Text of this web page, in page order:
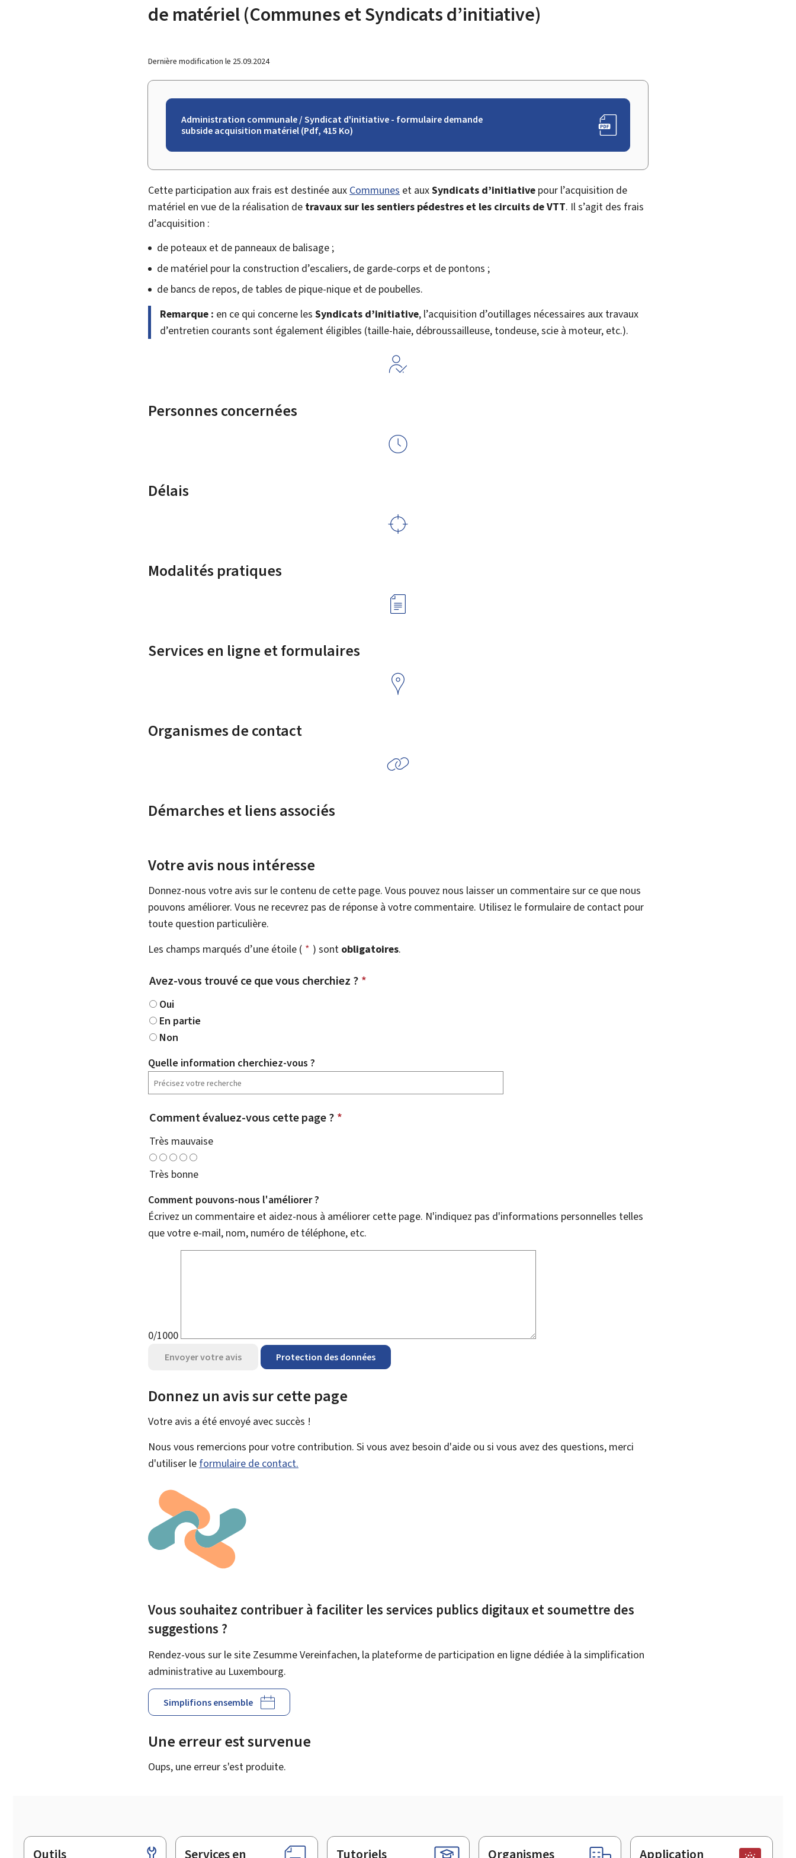
de matériel (Communes et Syndicats d’initiative)
Dernière modification le 25.09.2024
Administration communale / Syndicat d'initiative - formulaire demande
subside acquisition matériel (Pdf, 415 Ko)
Cette participation aux frais est destinée aux Communes et auxSyndicats d’initiative pour l’acquisition de
matériel en vue de la réalisation de travaux sur les sentiers pédestres et les circuits de VTT. Il s’agit des frais
d’acquisition :
de poteaux et de panneaux de balisage ;
de matériel pour la construction d’escaliers, de garde-corps et de pontons ;
de bancs de repos, de tables de pique-nique et de poubelles.
Remarque : en ce qui concerne les Syndicats d’initiative, l’acquisition d’outillages nécessaires aux travaux
d’entretien courants sont également éligibles (taille-haie, débroussailleuse, tondeuse, scie à moteur, etc.).
Personnes concernées
Délais
Modalités pratiques
Services en ligne et formulaires
Organismes de contact
Démarches et liens associés
Votre avis nous intéresse
Donnez-nous votre avis sur le contenu de cette page. Vous pouvez nous laisser un commentaire sur ce que nous
pouvons améliorer. Vous ne recevrez pas de réponse à votre commentaire. Utilisez le formulaire de contact pour
toute question particulière.
Les champs marqués d’une étoile ( * ) sont obligatoires.
Avez-vous trouvé ce que vous cherchiez ? *
Oui
En partie
Non
Quelle information cherchiez-vous ?
Comment évaluez-vous cette page ? *
Très mauvaise
Très bonne
Comment pouvons-nous l'améliorer ?
Écrivez un commentaire et aidez-nous à améliorer cette page. N'indiquez pas d'informations personnelles telles
que votre e-mail, nom, numéro de téléphone, etc.
0/1000
Envoyer votre avis Protection des données
Donnez un avis sur cette page
Votre avis a été envoyé avecsuccès !
Nous vous remercions pour votre contribution. Si vous avez besoin d'aide ou si vous avez des questions, merci
d'utiliser le formulaire de contact.
Vous souhaitez contribuer à faciliter les services publics digitaux et soumettre des
suggestions ?
Rendez-vous sur le site Zesumme Vereinfachen, la plateforme de participation en ligne dédiée à la simplification
administrative au Luxembourg.
Simplifions ensemble
Une erreur est survenue
Oups, une erreur s'est produite.
Outils Services en Tutoriels Organismes Application